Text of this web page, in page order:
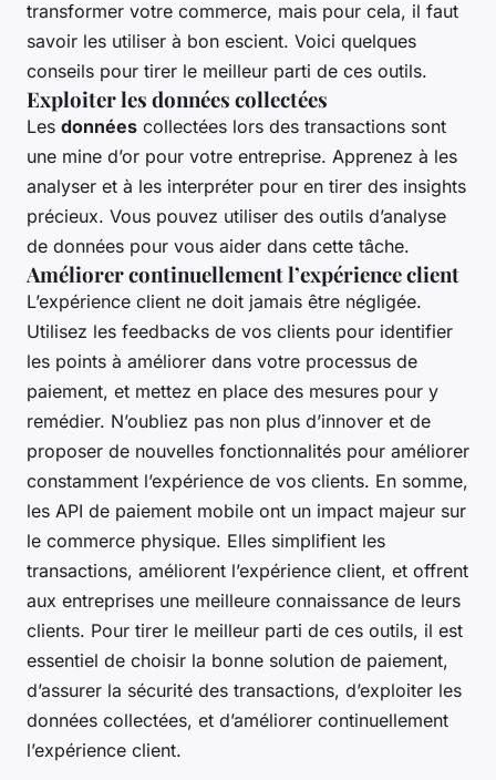
transformer votre commerce, mais pour cela, il faut
savoir les utiliser à bon escient. Voici quelques
conseils pour tirer le meilleur parti de ces outils.
Exploiter les données collectées
Les données collectées lors des transactions sont
une mine d’or pour votre entreprise. Apprenez à les
analyser et à les interpréter pour en tirer des insights
précieux. Vous pouvez utiliser des outils d’analyse
de données pour vous aider dans cette tâche.
Améliorer continuellement l’expérience client
L’expérience client ne doit jamais être négligée.
Utilisez les feedbacks de vos clients pour identifier
les points à améliorer dans votre processus de
paiement, et mettez en place des mesures pour y
remédier. N’oubliez pas non plus d’innover et de
proposer de nouvelles fonctionnalités pour améliorer
constamment l’expérience de vos clients. En somme,
les API de paiement mobile ont un impact majeur sur
le commerce physique. Elles simplifient les
transactions, améliorent l’expérience client, et offrent
aux entreprises une meilleure connaissance de leurs
clients. Pour tirer le meilleur parti de ces outils, il est
essentiel de choisir la bonne solution de paiement,
d’assurer la sécurité des transactions, d’exploiter les
données collectées, et d’améliorer continuellement
l’expérience client.